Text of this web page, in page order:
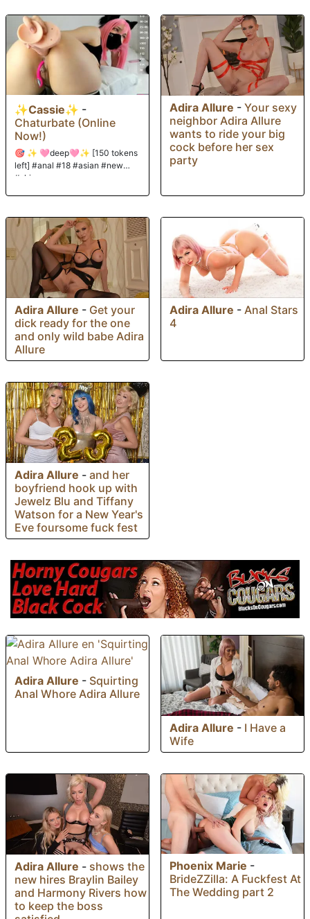
✨Cassie✨ -
Chaturbate (Online
Now!)
🎯 ✨ 🩷deep🩷✨ [150 tokens
left] #anal #18 #asian #new
#skinny
Adira Allure - Your sexy
neighbor Adira Allure
wants to ride your big
cock before her sex
party
Adira Allure - Get your
dick ready for the one
and only wild babe Adira
Allure
Adira Allure - Anal Stars
4
Adira Allure - and her
boyfriend hook up with
Jewelz Blu and Tiffany
Watson for a New Year's
Eve foursome fuck fest
Adira Allure - Squirting
Anal Whore Adira Allure
Adira Allure - I Have a
Wife
Adira Allure - shows the
new hires Braylin Bailey
and Harmony Rivers how
to keep the boss
Phoenix Marie -
BrideZZilla: A Fuckfest At
The Wedding part 2